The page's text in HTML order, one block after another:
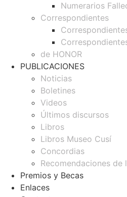
Numerarios
Correspondientes
de HONOR
PUBLICACIONES
Noticias
Boletines
Videos
Últimos discursos
Libros
Libros Museo Cusí
Concordias
Recomendaciones de
Premios y Becas
Enlaces